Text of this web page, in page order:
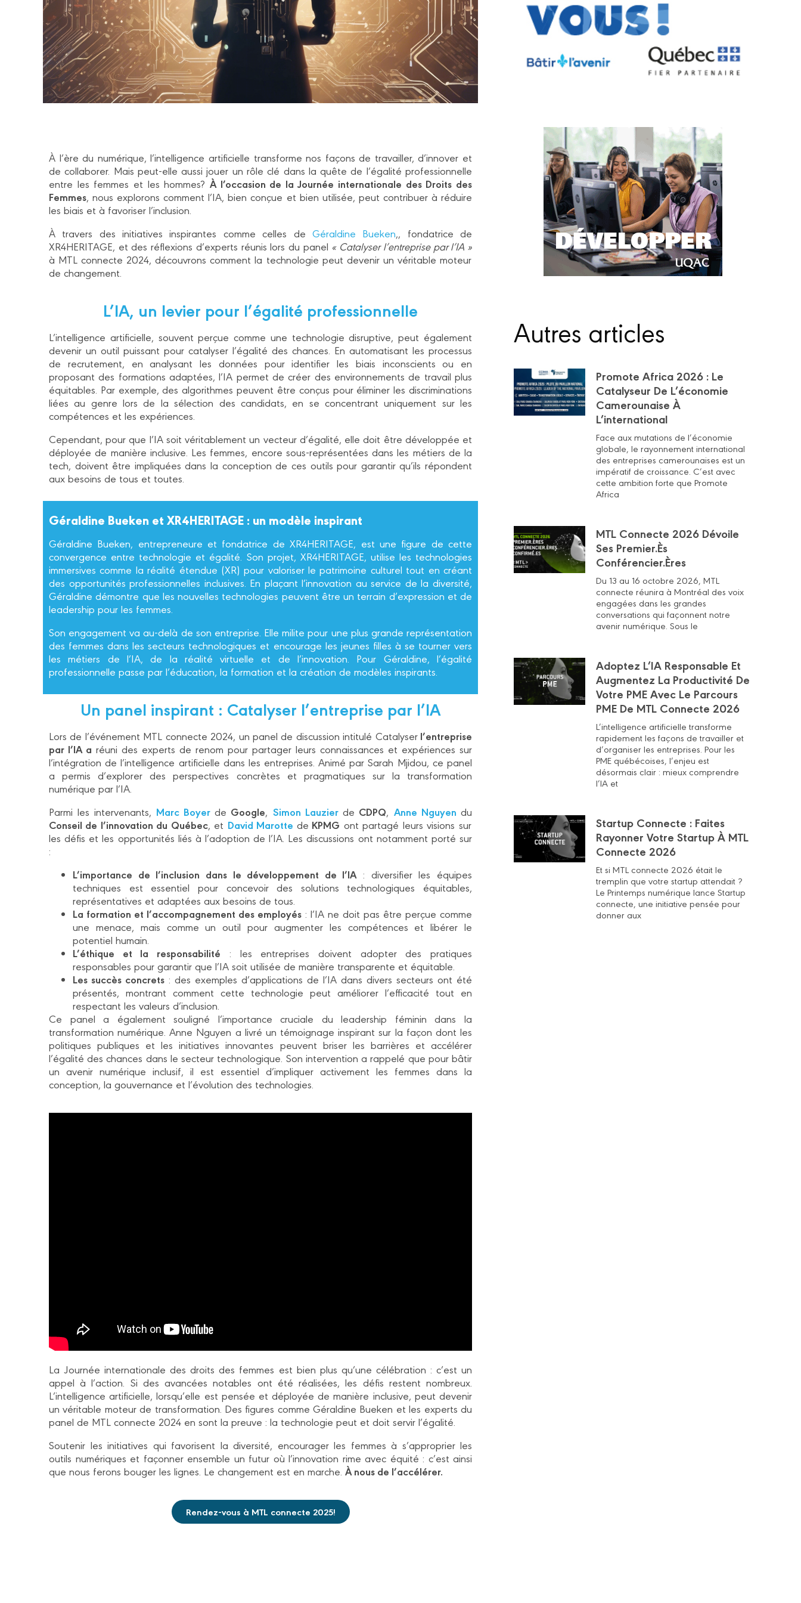
À l’ère du numérique, l’intelligence artificielle transforme nos façons de travailler, d’innover et
de collaborer. Mais peut-elle aussi jouer un rôle clé dans la quête de l’égalité professionnelle
entre les femmes et les hommes? À l’occasion de la Journée internationale des Droits des
Femmes, nous explorons comment l’IA, bien conçue et bien utilisée, peut contribuer à réduire
les biais et à favoriser l’inclusion.
À travers des initiatives inspirantes comme celles de Géraldine Bueken,, fondatrice de
XR4HERITAGE, et des réflexions d’experts réunis lors du panel « Catalyser l’entreprise par l’IA »
à MTL connecte 2024, découvrons comment la technologie peut devenir un véritable moteur
de changement.
L’IA, un levier pour l’égalité professionnelle
L’intelligence artificielle, souvent perçue comme une technologie disruptive, peut également
devenir un outil puissant pour catalyser l’égalité des chances. En automatisant les processus
de recrutement, en analysant les données pour identifier les biais inconscients ou en
proposant des formations adaptées, l’IA permet de créer des environnements de travail plus
équitables. Par exemple, des algorithmes peuvent être conçus pour éliminer les discriminations
liées au genre lors de la sélection des candidats, en se concentrant uniquement sur les
compétences et les expériences.
Cependant, pour que l’IA soit véritablement un vecteur d’égalité, elle doit être développée et
déployée de manière inclusive. Les femmes, encore sous-représentées dans les métiers de la
tech, doivent être impliquées dans la conception de ces outils pour garantir qu’ils répondent
aux besoins de tous et toutes.
Géraldine Bueken et XR4HERITAGE : un modèle inspirant
Géraldine Bueken, entrepreneure et fondatrice de XR4HERITAGE, est une figure de cette
convergence entre technologie et égalité. Son projet, XR4HERITAGE, utilise les technologies
immersives comme la réalité étendue (XR) pour valoriser le patrimoine culturel tout en créant
des opportunités professionnelles inclusives. En plaçant l’innovation au service de la diversité,
Géraldine démontre que les nouvelles technologies peuvent être un terrain d’expression et de
leadership pour les femmes.
Son engagement va au-delà de son entreprise. Elle milite pour une plus grande représentation
des femmes dans les secteurs technologiques et encourage les jeunes filles à se tourner vers
les métiers de l’IA, de la réalité virtuelle et de l’innovation. Pour Géraldine, l’égalité
professionnelle passe par l’éducation, la formation et la création de modèles inspirants.
Un panel inspirant : Catalyser l’entreprise par l’IA
Lors de l’événement MTL connecte 2024, un panel de discussion intitulé Catalyserl’entreprise
par l’IA a réuni des experts de renom pour partager leurs connaissances et expériences sur
l’intégration de l’intelligence artificielle dans les entreprises. Animé par Sarah Mjidou, ce panel
a permis d’explorer des perspectives concrètes et pragmatiques sur la transformation
numérique par l’IA.
Parmi les intervenants, Marc Boyerde Google, Simon Lauzierde CDPQ, Anne Nguyendu
Conseil de l’innovation du Québec, et David Marotte de KPMG ont partagé leurs visions sur
les défis et les opportunités liés à l’adoption de l’IA. Les discussions ont notamment porté sur
:
L’importance de l’inclusion dans le développement de l’IA : diversifier les équipes
techniques est essentiel pour concevoir des solutions technologiques équitables,
représentatives et adaptées aux besoins de tous.
La formation et l’accompagnement des employés : l’IA ne doit pas être perçue comme
une menace, mais comme un outil pour augmenter les compétences et libérer le
potentiel humain.
L’éthique et la responsabilité : les entreprises doivent adopter des pratiques
responsables pour garantir que l’IA soit utilisée de manière transparente et équitable.
Les succès concrets : des exemples d’applications de l’IA dans divers secteurs ont été
présentés, montrant comment cette technologie peut améliorer l’efficacité tout en
respectant les valeurs d’inclusion.
Ce panel a également souligné l’importance cruciale du leadership féminin dans la
transformation numérique. Anne Nguyen a livré un témoignage inspirant sur la façon dont les
politiques publiques et les initiatives innovantes peuvent briser les barrières et accélérer
l’égalité des chances dans le secteur technologique. Son intervention a rappelé que pour bâtir
un avenir numérique inclusif, il est essentiel d’impliquer activement les femmes dans la
conception, la gouvernance et l’évolution des technologies.
La Journée internationale des droits des femmes est bien plus qu’une célébration : c’est un
appel à l’action. Si des avancées notables ont été réalisées, les défis restent nombreux.
L’intelligence artificielle, lorsqu’elle est pensée et déployée de manière inclusive, peut devenir
un véritable moteur de transformation. Des figures comme Géraldine Bueken et les experts du
panel de MTL connecte 2024 en sont la preuve : la technologie peut et doit servir l’égalité.
Soutenir les initiatives qui favorisent la diversité, encourager les femmes à s’approprier les
outils numériques et façonner ensemble un futur où l’innovation rime avec équité : c’est ainsi
que nous ferons bouger les lignes. Le changement est en marche. À nous de l’accélérer.
Rendez-vous à MTL connecte 2025!
Autres articles
Promote Africa 2026 : Le
Catalyseur De L’économie
Camerounaise À
L’international
Face aux mutations de l’économie
globale, le rayonnement international
des entreprises camerounaises est un
impératif de croissance. C’est avec
cette ambition forte que Promote
Africa
MTL Connecte 2026 Dévoile
Ses Premier.ès
Conférencier.ères
Du 13 au 16 octobre 2026, MTL
connecte réunira à Montréal des voix
engagées dans les grandes
conversations qui façonnent notre
avenir numérique. Sous le
Adoptez L’IA Responsable Et
Augmentez La Productivité De
Votre PME Avec Le Parcours
PME De MTL Connecte 2026
L’intelligence artificielle transforme
rapidement les façons de travailler et
d’organiser les entreprises. Pour les
PME québécoises, l’enjeu est
désormais clair : mieux comprendre
l’IA et
Startup Connecte : Faites
Rayonner Votre Startup À MTL
Connecte 2026
Et si MTL connecte 2026 était le
tremplin que votre startup attendait ?
Le Printemps numérique lance Startup
connecte, une initiative pensée pour
donner aux